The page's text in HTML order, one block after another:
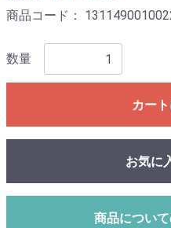
商品コード：
数量
カー
お気に
商品につい